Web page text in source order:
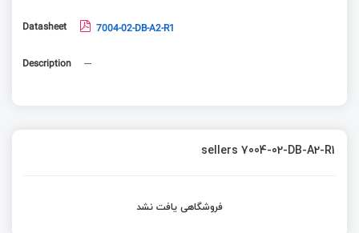
Datasheet 7004-02-DB-A2-R1
Description ---
sellers 7004-02-DB-A2-R1
فروشگاهی یافت نشد